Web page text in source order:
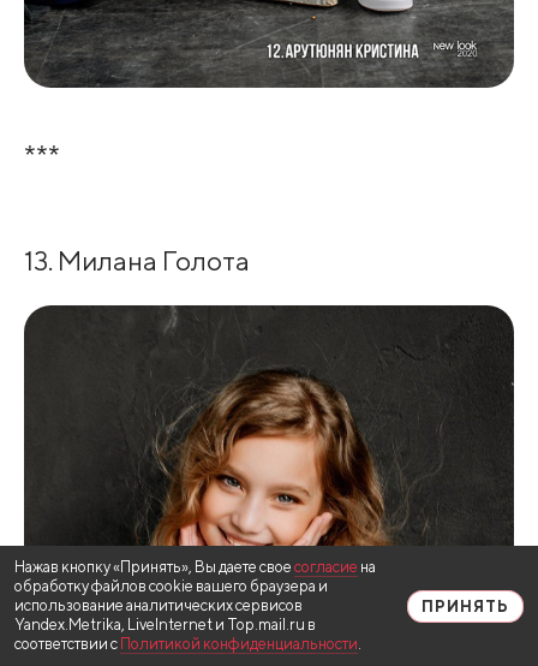
***
13. Милана Голота
Нажав кнопку «Принять», Вы даете свое согласие на
обработку файлов cookie вашего браузера и
использование аналитических сервисов
Yandex.Metrika, LiveInternet и Top.mail.ru в
соответствии с Политикой конфиденциальности.
ПРИНЯТЬ